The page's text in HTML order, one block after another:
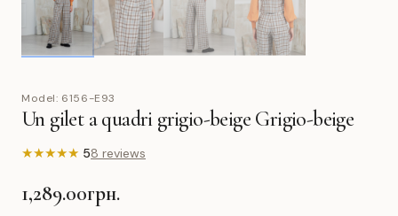
Model: 6156-E93
Un gilet a quadri grigio-beige Grigio-beige
★★★★★ 58 reviews
1,289.00грн.